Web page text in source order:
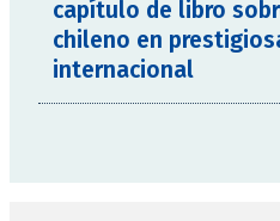
capítulo de libro
chileno en
internacional